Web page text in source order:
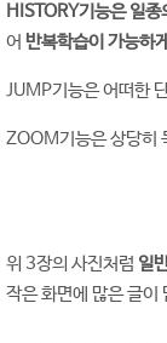
HISTORY기능은 일종
어 반복학습이 가능하
JUMP기능은 어떠한
ZOOM기능은 상당히
위 3장의 사진처럼 일
작은 화면에 많은 글이